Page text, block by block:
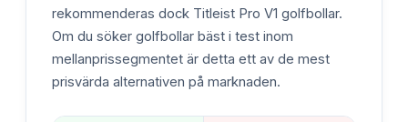
rekommenderas dock Titleist Pro V1 golfbollar.
Om du söker golfbollar bäst i test inom
mellanprissegmentet är detta ett av de mest
prisvärda alternativen på marknaden.